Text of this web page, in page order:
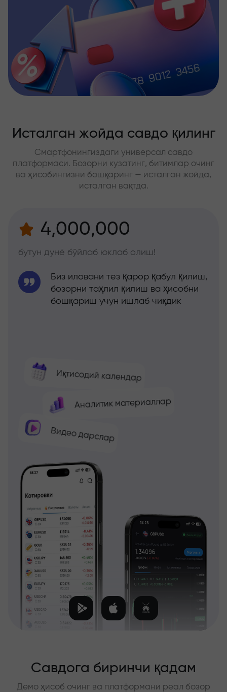
Исталган жойда савдо қилинг
Смартфонингиздаги универсал савдо
платформаси. Бозорни кузатинг, битимлар очинг
ва ҳисобингизни бошқаринг — исталган жойда,
исталган вақтда.
4,000,000
бутун дунё бўйлаб юклаб олиш!
Иқтисодий календар
Аналитик материаллар
Видео дарслар
Биз иловани тез қарор қабул қилиш,
бозорни таҳлил қилиш ва ҳисобни
бошқариш учун ишлаб чиқдик
Савдога биринчи қадам
Демо ҳисоб очинг ва платформани реал бозор